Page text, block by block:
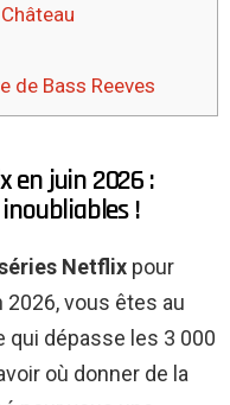
de Bass Reeves
en juin 2026 :
!
Netflix pour
vous êtes au
qui dépasse les 3 000
où donner de la